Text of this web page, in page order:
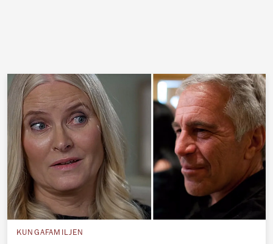
KUNGAFAMILJEN